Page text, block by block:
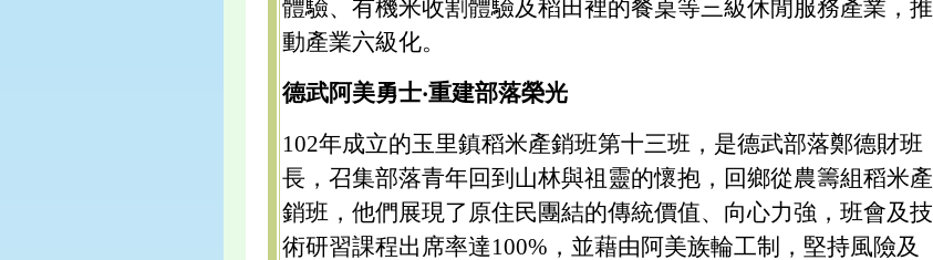
體驗、有機米收割體驗及稻田裡的餐桌等三級休閒服務產業，推
動產業六級化。
德武阿美勇士‧重建部落榮光
102年成立的玉里鎮稻米產銷班第十三班，是德武部落鄭德財班
長，召集部落青年回到山林與祖靈的懷抱，回鄉從農籌組稻米產
銷班，他們展現了原住民團結的傳統價值、向心力強，班會及技
術研習課程出席率達100%，並藉由阿美族輪工制，堅持風險及